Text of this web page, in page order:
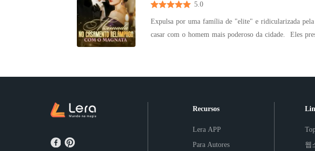
5.0
Expulsa por uma família de "elite" e ridicularizada pela
casar com o homem mais poderoso da cidade. Eles presumiram que era apenas um acordo temporário,
Quando uma renomada marca de luxo publicou a foto
"Por que ela se parecia tanto com Elena?"
Recursos
Lera APP
Para Autores
웹